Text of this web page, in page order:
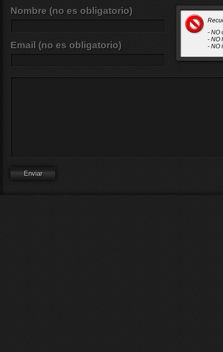
- NO
- NO
- NO
Nombre (no es obligatorio)
Email (no es obligatorio)